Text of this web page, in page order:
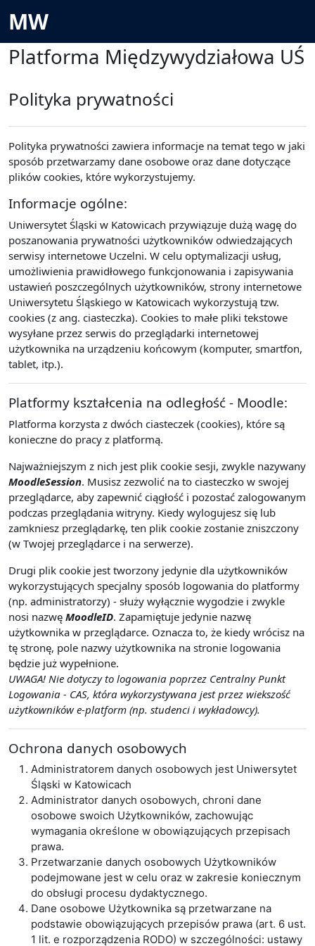
MW
Platforma Międzywydziałowa UŚ
Polityka prywatności
Polityka prywatności zawiera informacje na temat tego w jaki
sposób przetwarzamy dane osobowe oraz dane dotyczące
plików cookies, które wykorzystujemy.
Informacje ogólne:
Uniwersytet Śląski w Katowicach przywiązuje dużą wagę do
poszanowania prywatności użytkowników odwiedzających
serwisy internetowe Uczelni. W celu optymalizacji usług,
umożliwienia prawidłowego funkcjonowania i zapisywania
ustawień poszczególnych użytkowników, strony internetowe
Uniwersytetu Śląskiego w Katowicach wykorzystują tzw.
cookies (z ang. ciasteczka). Cookies to małe pliki tekstowe
wysyłane przez serwis do przeglądarki internetowej
użytkownika na urządzeniu końcowym (komputer, smartfon,
tablet, itp.).
Platformy kształcenia na odległość - Moodle:
Platforma korzysta z dwóch ciasteczek (cookies), które są
konieczne do pracy z platformą.
Najważniejszym z nich jest plik cookie sesji, zwykle nazywany
MoodleSession. Musisz zezwolić na to ciasteczko w swojej
przeglądarce, aby zapewnić ciągłość i pozostać zalogowanym
podczas przeglądania witryny. Kiedy wylogujesz się lub
zamkniesz przeglądarkę, ten plik cookie zostanie zniszczony
(w Twojej przeglądarce i na serwerze).
Drugi plik cookie jest tworzony jedynie dla użytkowników
wykorzystujących specjalny sposób logowania do platformy
(np. administratorzy) - służy wyłącznie wygodzie i zwykle
nosi nazwę MoodleID. Zapamiętuje jedynie nazwę
użytkownika w przeglądarce. Oznacza to, że kiedy wrócisz na
tę stronę, pole nazwy użytkownika na stronie logowania
będzie już wypełnione.
UWAGA! Nie dotyczy to logowania poprzez Centralny Punkt
Logowania - CAS, która wykorzystywana jest przez wiekszość
użytkowników e-platform (np. studenci i wykładowcy).
Ochrona danych osobowych
Administratorem danych osobowych jest Uniwersytet
Śląski w Katowicach
Administrator danych osobowych, chroni dane
osobowe swoich Użytkowników, zachowując
wymagania określone w obowiązujących przepisach
prawa.
Przetwarzanie danych osobowych Użytkowników
podejmowane jest w celu oraz w zakresie koniecznym
do obsługi procesu dydaktycznego.
Dane osobowe Użytkownika są przetwarzane na
podstawie obowiązujących przepisów prawa (art. 6 ust.
1 lit. e rozporządzenia RODO) w szczególności: ustawy